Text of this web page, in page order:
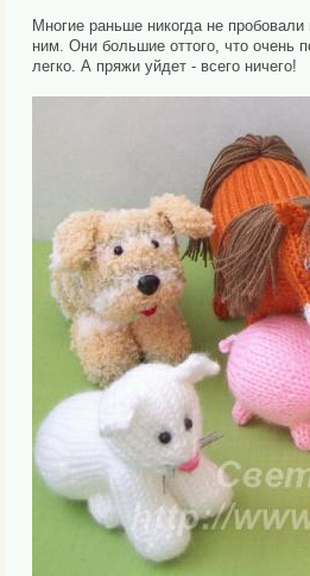
Многие раньше никогда не
ним. Они большие оттого, что очень
легко. А пряжи уйдет - всего ничего!